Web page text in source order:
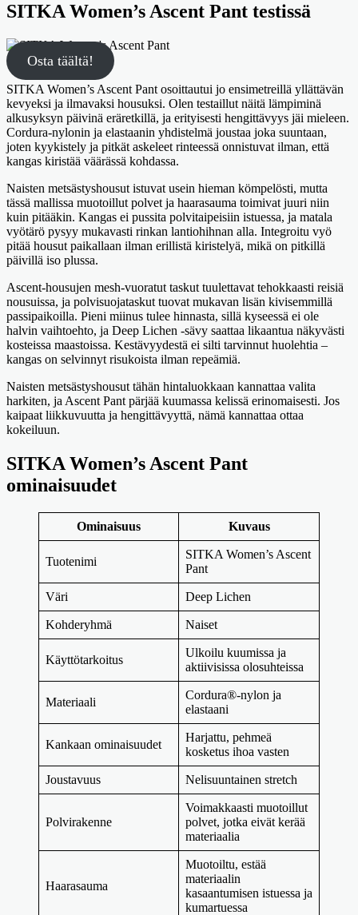
SITKA Women’s Ascent Pant testissä
Osta täältä!
SITKA Women’s Ascent Pant osoittautui jo ensimetreillä yllättävän
kevyeksi ja ilmavaksi housuksi. Olen testaillut näitä lämpiminä
alkusyksyn päivinä eräretkillä, ja erityisesti hengittävyys jäi mieleen.
Cordura-nylonin ja elastaanin yhdistelmä joustaa joka suuntaan,
joten kyykistely ja pitkät askeleet rinteessä onnistuvat ilman, että
kangas kiristää väärässä kohdassa.
Naisten metsästyshousut istuvat usein hieman kömpelösti, mutta
tässä mallissa muotoillut polvet ja haarasauma toimivat juuri niin
kuin pitääkin. Kangas ei pussita polvitaipeisiin istuessa, ja matala
vyötärö pysyy mukavasti rinkan lantiohihnan alla. Integroitu vyö
pitää housut paikallaan ilman erillistä kiristelyä, mikä on pitkillä
päivillä iso plussa.
Ascent-housujen mesh-vuoratut taskut tuulettavat tehokkaasti reisiä
nousuissa, ja polvisuojataskut tuovat mukavan lisän kivisemmillä
passipaikoilla. Pieni miinus tulee hinnasta, sillä kyseessä ei ole
halvin vaihtoehto, ja Deep Lichen -sävy saattaa likaantua näkyvästi
kosteissa maastoissa. Kestävyydestä ei silti tarvinnut huolehtia –
kangas on selvinnyt risukoista ilman repeämiä.
Naisten metsästyshousut tähän hintaluokkaan kannattaa valita
harkiten, ja Ascent Pant pärjää kuumassa kelissä erinomaisesti. Jos
kaipaat liikkuvuutta ja hengittävyyttä, nämä kannattaa ottaa
kokeiluun.
SITKA Women’s Ascent Pant
ominaisuudet
Ominaisuus Kuvaus
Tuotenimi
SITKA Women’s Ascent
Pant
Väri Deep Lichen
Kohderyhmä Naiset
Käyttötarkoitus
Ulkoilu kuumissa ja
aktiivisissa olosuhteissa
Materiaali
Cordura®-nylon ja
elastaani
Kankaan ominaisuudet
Harjattu, pehmeä
kosketus ihoa vasten
Joustavuus Nelisuuntainen stretch
Polvirakenne
Voimakkaasti muotoillut
polvet, jotka eivät kerää
materiaalia
Haarasauma
Muotoiltu, estää
materiaalin
kasaantumisen istuessa ja
kumartuessa